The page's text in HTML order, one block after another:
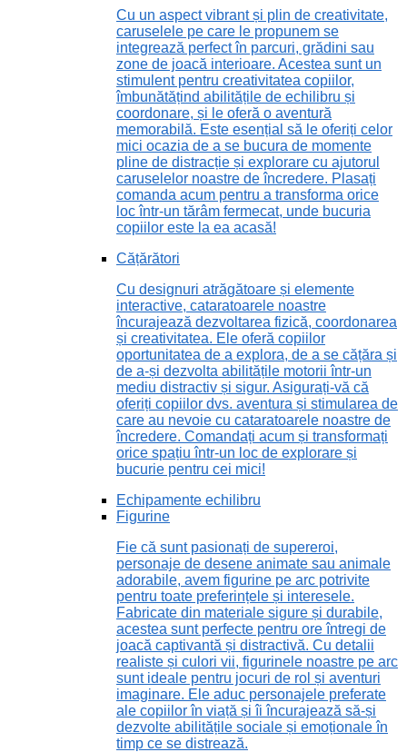
Cu un aspect vibrant și plin de creativitate,
caruselele pe care le propunem se
integrează perfect în parcuri, grădini sau
zone de joacă interioare. Acestea sunt un
stimulent pentru creativitatea copiilor,
îmbunătățind abilitățile de echilibru și
coordonare, și le oferă o aventură
memorabilă. Este esențial să le oferiți celor
mici ocazia de a se bucura de momente
pline de distracție și explorare cu ajutorul
caruselelor noastre de încredere. Plasați
comanda acum pentru a transforma orice
loc într-un tărâm fermecat, unde bucuria
copiilor este la ea acasă!
Cățărători
Cu designuri atrăgătoare și elemente
interactive, cataratoarele noastre
încurajează dezvoltarea fizică, coordonarea
și creativitatea. Ele oferă copiilor
oportunitatea de a explora, de a se cățăra și
de a-și dezvolta abilitățile motorii într-un
mediu distractiv și sigur. Asigurați-vă că
oferiți copiilor dvs. aventura și stimularea de
care au nevoie cu cataratoarele noastre de
încredere. Comandați acum și transformați
orice spațiu într-un loc de explorare și
bucurie pentru cei mici!
Echipamente echilibru
Figurine
Fie că sunt pasionați de supereroi,
personaje de desene animate sau animale
adorabile, avem figurine pe arc potrivite
pentru toate preferințele și interesele.
Fabricate din materiale sigure și durabile,
acestea sunt perfecte pentru ore întregi de
joacă captivantă și distractivă. Cu detalii
realiste și culori vii, figurinele noastre pe arc
sunt ideale pentru jocuri de rol și aventuri
imaginare. Ele aduc personajele preferate
ale copiilor în viață și îi încurajează să-și
dezvolte abilitățile sociale și emoționale în
timp ce se distrează.